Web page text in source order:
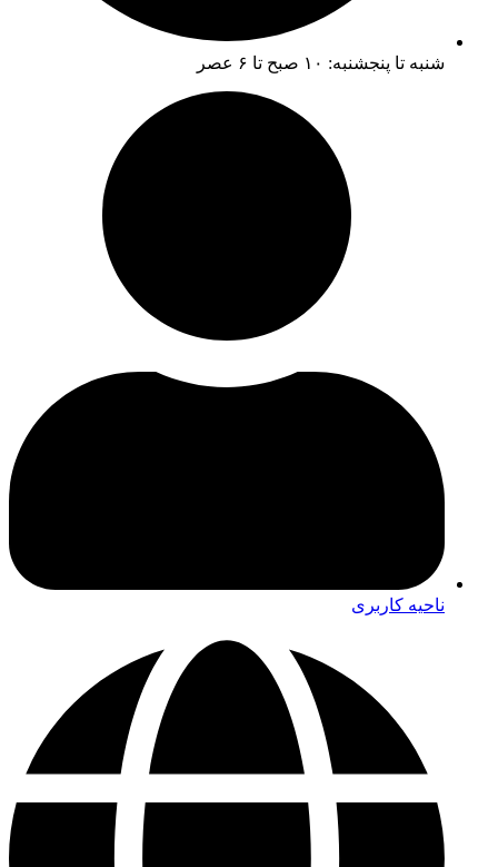
شنبه تا پنجشنبه: ۱۰ صبح تا ۶ عصر
ناحیه کاربری